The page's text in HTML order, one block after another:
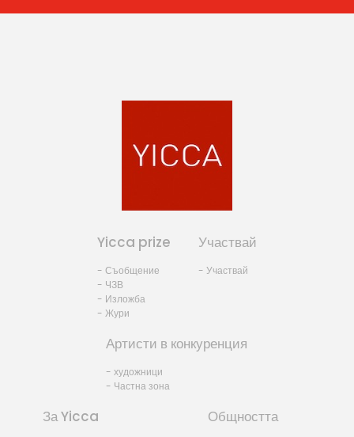
Yicca prize
- Съобщение
- ЧЗВ
- Изложба
- Жури
Участвай
- Участвай
Артисти в конкуренция
- художници
- Частна зона
За Yicca Общността